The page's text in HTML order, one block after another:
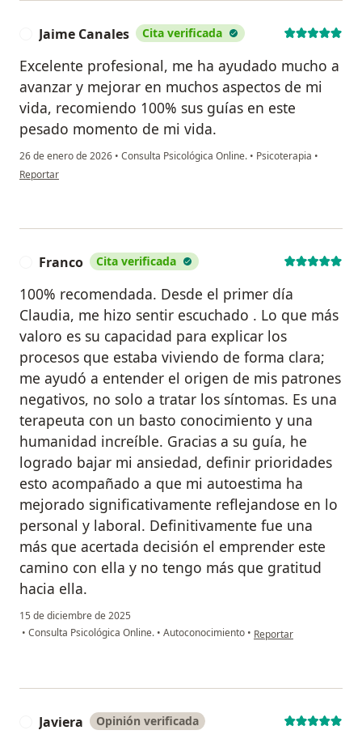
Jaime Canales Cita verificada
Excelente profesional, me ha ayudado mucho a
avanzar y mejorar en muchos aspectos de mi
vida, recomiendo 100% sus guías en este
pesado momento de mi vida.
26 de enero de 2026 • Consulta Psicológica Online. • Psicoterapia •
en opinión del usuario Jaime Canales
Reportar
Franco Cita verificada
100% recomendada. Desde el primer día
Claudia, me hizo sentir escuchado . Lo que más
valoro es su capacidad para explicar los
procesos que estaba viviendo de forma clara;
me ayudó a entender el origen de mis patrones
negativos, no solo a tratar los síntomas. Es una
terapeuta con un basto conocimiento y una
humanidad increíble. Gracias a su guía, he
logrado bajar mi ansiedad, definir prioridades
esto acompañado a que mi autoestima ha
mejorado significativamente reflejandose en lo
personal y laboral. Definitivamente fue una
más que acertada decisión el emprender este
camino con ella y no tengo más que gratitud
hacia ella.
15 de diciembre de 2025
• Consulta Psicológica Online. • Autoconocimiento • en opinión del usuario
Reportar
Javiera Opinión verificada